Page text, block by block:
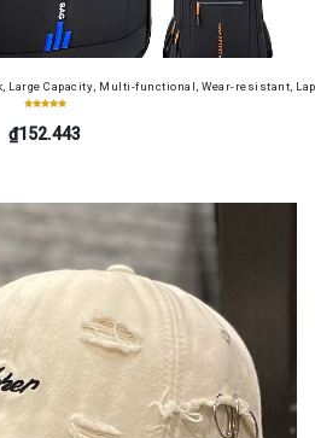
Large Capacity, Multi-functional, Wear-resistant,
₫152.443